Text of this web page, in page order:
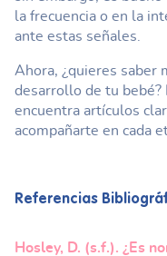
la frecuencia o en la
ante estas señales.
Ahora, ¿quieres saber
desarrollo de tu bebé?
encuentra artículos
acompañarte en cada
Referencias
Hosley, D. (s.f.). ¿Es